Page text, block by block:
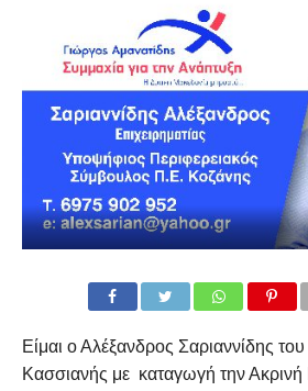
Είμαι ο Αλέξανδρος Σαριαννίδης
Κασσιανής με καταγωγή την Ακρινή